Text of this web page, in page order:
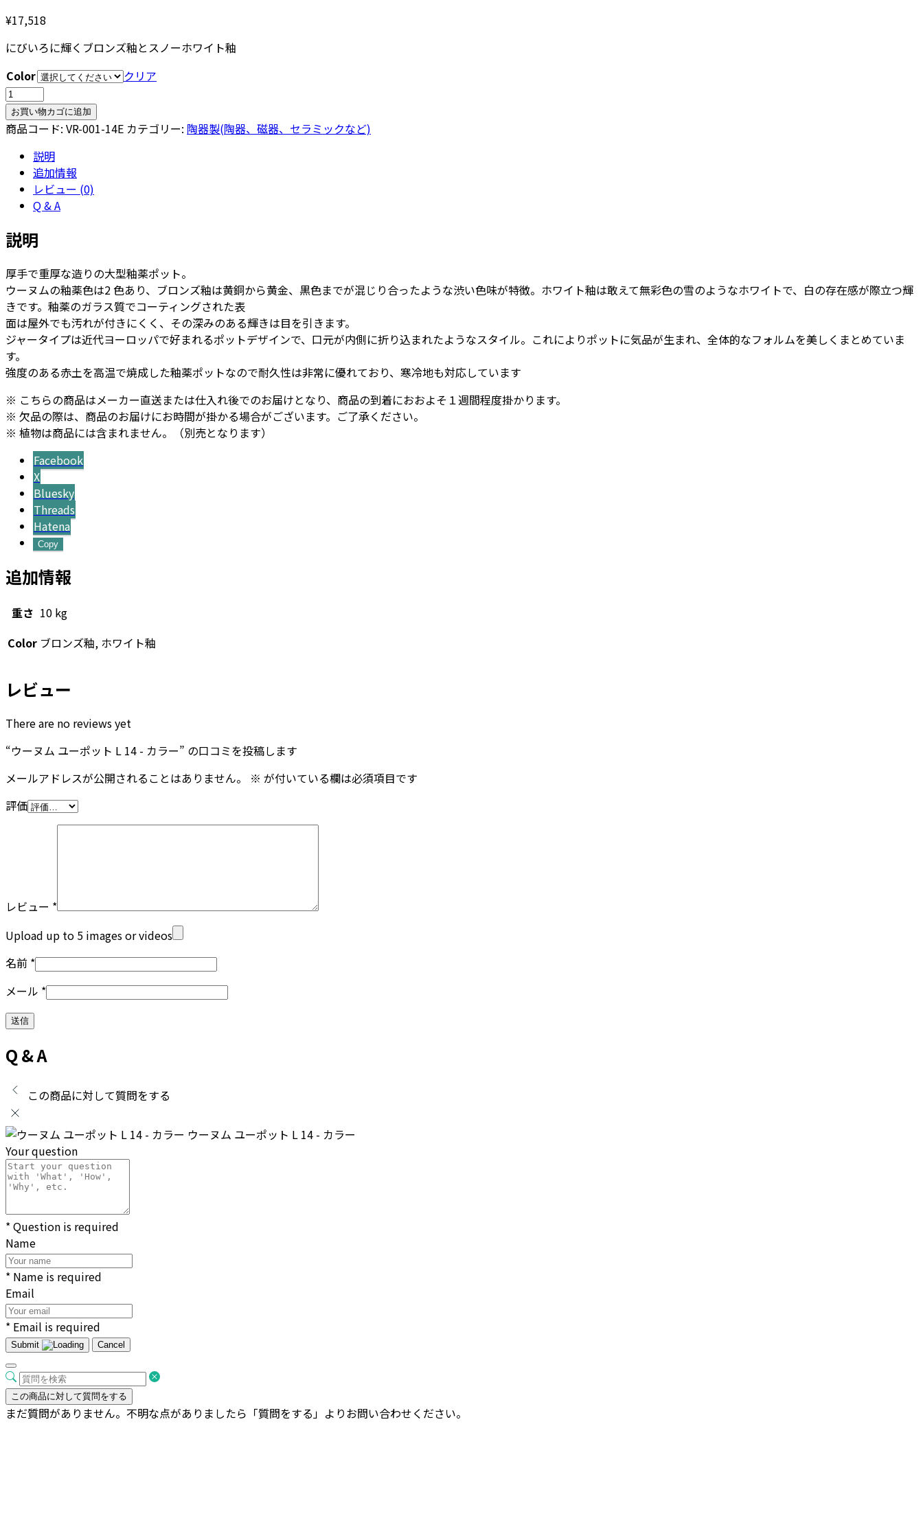
¥17,518
にびいろに輝くブロンズ釉とスノーホワイト釉
Color
クリア
ウ
ー
ヌ
L
-
カ
ラ
ー
個
お買い物カゴに追加
商品コード: VR-001-14E カテゴリー: 陶器製(陶器、磁器、セラミックなど)
説明
追加情報
レビュー (0)
Q & A
説明
厚手で重厚な造りの大型釉薬ポット。
ウーヌムの釉薬色は2 色あり、ブロンズ釉は黄銅から黄金、黒色までが混じり合ったような渋い色味が特徴。ホワイト釉は敢えて無彩色の雪のようなホワイトで、白の存在感が際立つ輝
きです。釉薬のガラス質でコーティングされた表
面は屋外でも汚れが付きにくく、その深みのある輝きは目を引きます。
ジャータイプは近代ヨーロッパで好まれるポットデザインで、口元が内側に折り込まれたようなスタイル。これによりポットに気品が生まれ、全体的なフォルムを美しくまとめていま
す。
強度のある赤土を高温で焼成した釉薬ポットなので耐久性は非常に優れており、寒冷地も対応しています
※ こちらの商品はメーカー直送または仕入れ後でのお届けとなり、商品の到着におおよそ１週間程度掛かります。
※ 欠品の際は、商品のお届けにお時間が掛かる場合がございます。ご了承ください。
※ 植物は商品には含まれません。（別売となります）
Facebook
X
Bluesky
Threads
Hatena
Copy
追加情報
重さ 10 kg
Color ブロンズ釉, ホワイト釉
レビュー
There are no reviews yet
“ウーヌム ユーポット L 14 - カラー” の口コミを投稿します
メールアドレスが公開されることはありません。
※ が付いている欄は必須項目です
評価
レビュー *
Upload up to 5 images or videos
名前 *
メール *
Q & A
この商品に対して質問をする
ウーヌム ユーポット L 14 - カラー
Your question
* Question is required
Name
* Name is required
Email
* Email is required
Submit Cancel
この商品に対して質問をする
まだ質問がありません。不明な点がありましたら「質問をする」よりお問い合わせください。